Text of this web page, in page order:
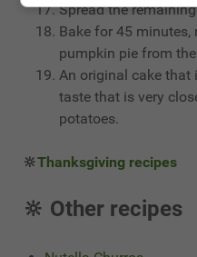
Spread the
Bake for 45 minutes,
pumpkin pie from
An original cake that
taste that is very
potatoes.
🔆Thanksgiving recipes
🔆 Other recipes